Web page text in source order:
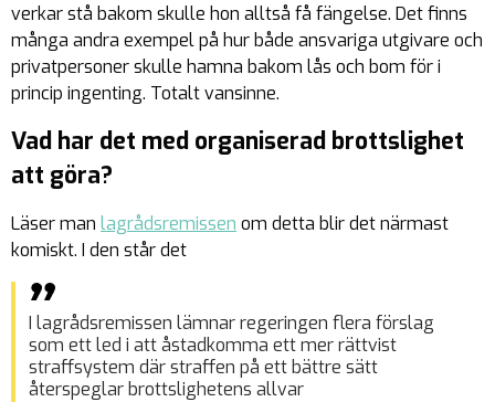
verkar stå bakom skulle hon alltså få fängelse. Det finns
många andra exempel på hur både ansvariga utgivare och
privatpersoner skulle hamna bakom lås och bom för i
princip ingenting. Totalt vansinne.
Vad har det med organiserad brottslighet
att göra?
Läser man lagrådsremissen om detta blir det närmast
komiskt. I den står det
I lagrådsremissen lämnar regeringen flera förslag
som ett led i att åstadkomma ett mer rättvist
straffsystem där straffen på ett bättre sätt
återspeglar brottslighetens allvar